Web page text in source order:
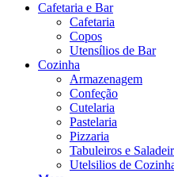
Cafetaria e Bar
Cafetaria
Copos
Utensílios de Bar
Cozinha
Armazenagem
Confeção
Cutelaria
Pastelaria
Pizzaria
Tabuleiros e
Utelsilios de